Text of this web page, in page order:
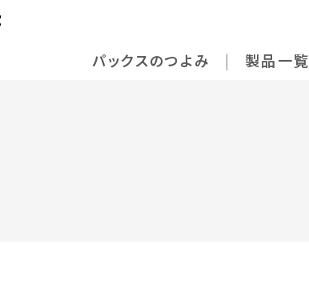
パックスのつよみ 製品一覧